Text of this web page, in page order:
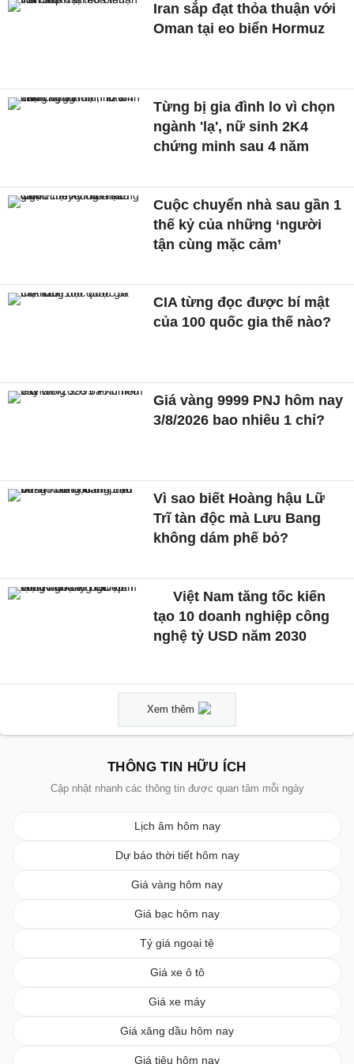
Iran sắp đạt thỏa thuận với
Oman tại eo biển Hormuz
Từng bị gia đình lo vì chọn
ngành 'lạ', nữ sinh 2K4
chứng minh sau 4 năm
Cuộc chuyển nhà sau gần 1
thế kỷ của những ‘người
tận cùng mặc cảm’
CIA từng đọc được bí mật
của 100 quốc gia thế nào?
Giá vàng 9999 PNJ hôm nay
3/8/2026 bao nhiêu 1 chỉ?
Vì sao biết Hoàng hậu Lữ
Trĩ tàn độc mà Lưu Bang
không dám phế bỏ?
Việt Nam tăng tốc kiến
tạo 10 doanh nghiệp công
nghệ tỷ USD năm 2030
Xem thêm
THÔNG TIN HỮU ÍCH
Cập nhật nhanh các thông tin được quan tâm mỗi ngày
Lịch âm hôm nay
Dự báo thời tiết hôm nay
Giá vàng hôm nay
Giá bạc hôm nay
Tỷ giá ngoại tệ
Giá xe ô tô
Giá xe máy
Giá xăng dầu hôm nay
Giá tiêu hôm nay